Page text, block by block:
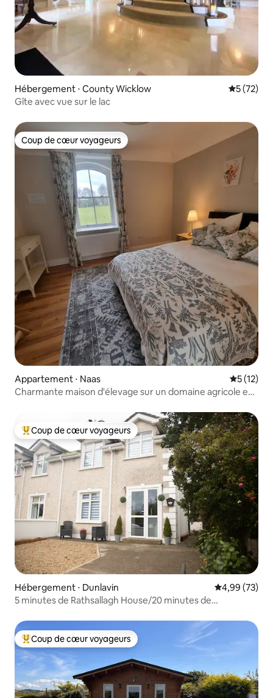
Hébergement ⋅ County Wicklow
5 (72)
Gîte avec vue sur le lac
Coup de cœur voyageurs
Coup de cœur voyageurs
Appartement ⋅ Naas
5 (12)
Charmante maison d'élevage sur un domaine agricole en
Coups de cœur voyageurs les plus appréciés
Coup de cœur voyageurs
Hébergement ⋅ Dunlavin Évaluation
4,99 (73)
5 minutes de Rathsallagh House/20 minutes de
Coups de cœur voyageurs les plus appréciés
Coup de cœur voyageurs